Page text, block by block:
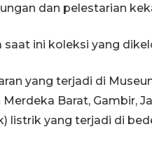
dan pelestarian
saat ini koleksi yang
yang terjadi di
Merdeka Barat, Gambir,
listrik yang terjadi di